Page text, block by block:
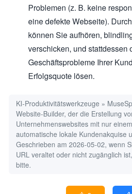
Problemen (z. B. keine
eine defekte Webseite).
können Sie aufhören,
verschicken, und stattdessen
Geschäftsprobleme Ihrer
Erfolgsquote lösen.
KI-Produktivitätswerkzeuge »
Website-Builder, der die Erstellung
Unternehmenswebsites mit nur
automatische lokale Kundenakquise
Geschrieben am 2026-05-02, wenn
URL veraltet oder nicht zugänglich
bitte.